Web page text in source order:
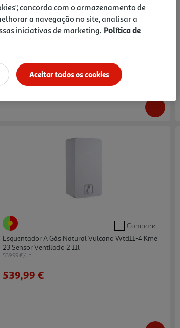
Esquentador A Gas Bosch T4600f 14 Kme D31 A 14l
579.99 €/un
Compare
Esquentador A Gás Natural Vulcano Wtd11-4 Kme
23 Sensor Ventilado 2 11l
539.99 €/un
539,99 €
concorda com o armazenamento de
a navegação no site, analisar a
iniciativas de marketing. Política de
Aceitar todos os cookies